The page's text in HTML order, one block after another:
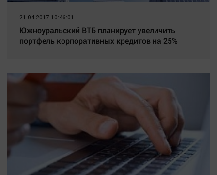
21.04.2017 10:46:01
Южноуральский ВТБ планирует увеличить
портфель корпоративных кредитов на 25%